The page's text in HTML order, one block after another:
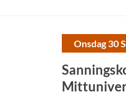
Onsdag 30